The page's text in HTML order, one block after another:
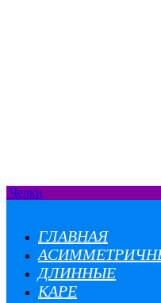
Челки
ГЛАВНАЯ
ДЛИННЫЕ
КАРЕ